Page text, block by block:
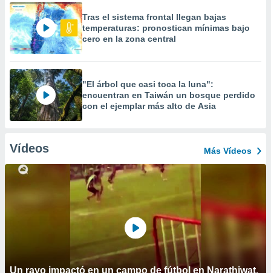
Tras el sistema frontal llegan bajas
temperaturas: pronostican mínimas bajo
cero en la zona central
"El árbol que casi toca la luna":
encuentran en Taiwán un bosque perdido
con el ejemplar más alto de Asia
Vídeos Más Vídeos
Un rayo impactó en un campo de fútbol en Narathiwat,